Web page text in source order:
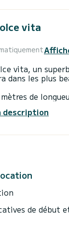
vita
vita, un
dans les plus
de
avec nos
de début